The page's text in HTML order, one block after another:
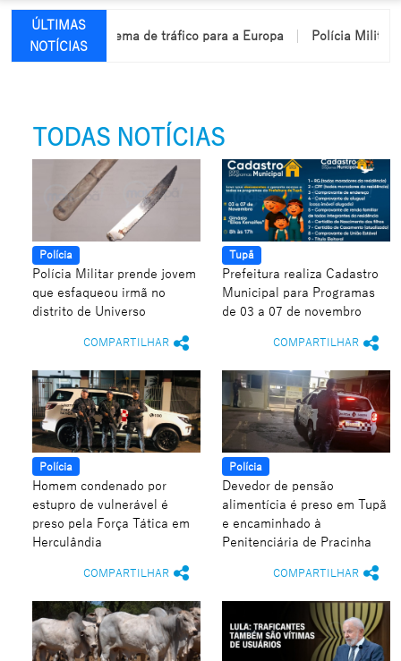
ÚLTIMAS
NOTÍCIAS
esquema de tráfico para a Europa Polícia Militar
TODAS NOTÍCIAS
Polícia
Polícia Militar prende jovem
que esfaqueou irmã no
distrito de Universo
COMPARTILHAR
Tupã
Prefeitura realiza Cadastro
Municipal para Programas
de 03 a 07 de novembro
COMPARTILHAR
Polícia
Homem condenado por
estupro de vulnerável é
preso pela Força Tática em
Herculândia
COMPARTILHAR
Polícia
Devedor de pensão
alimentícia é preso em Tupã
e encaminhado à
Penitenciária de Pracinha
COMPARTILHAR